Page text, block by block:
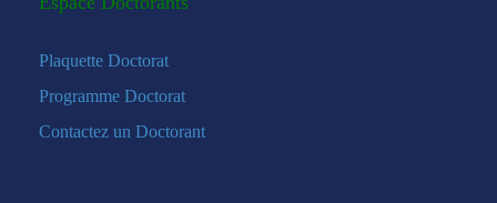
Plaquette Doctorat
Programme Doctorat
Contactez un Doctorant